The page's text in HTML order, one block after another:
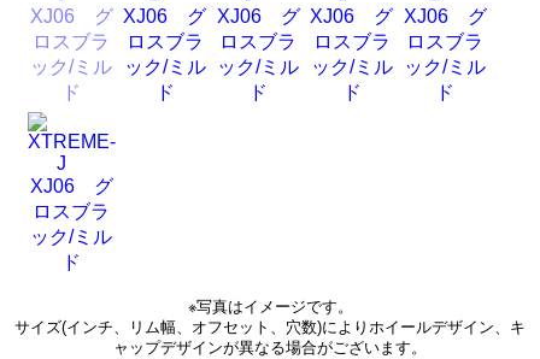
※写真はイメージです。
サイズ(インチ、リム幅、オフセット、穴数)によりホイールデザイン、キ
ャップデザインが異なる場合がございます。